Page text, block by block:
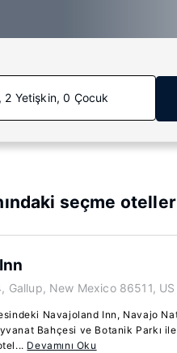
2 Yetişkin, 0 Çocuk
seçme oteller
Gallup, New Mexico 86511, US
Navajoland Inn, Navajo
Bahçesi ve Botanik Parkı
Devamını Oku